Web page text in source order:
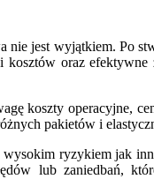
jest wyjątkiem. Po
oraz
koszty operacyjne,
pakietów i
ryzykiem jak
lub zaniedbań,